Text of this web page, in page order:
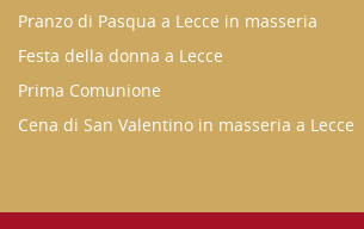
Pranzo di Pasqua a Lecce in masseria
Festa della donna a Lecce
Prima Comunione
Cena di San Valentino in masseria a Lecce